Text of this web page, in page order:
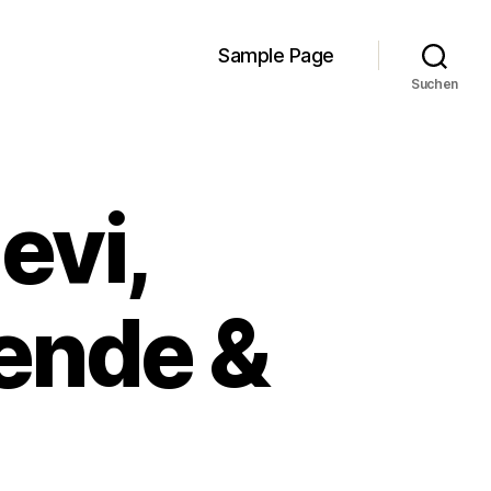
Sample Page
Suchen
&